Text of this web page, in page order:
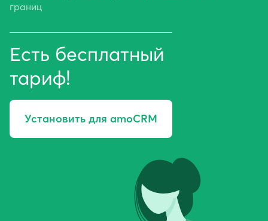
границ
Есть бесплатный
тариф!
Установить для amoCRM